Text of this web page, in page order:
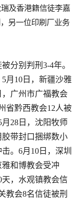
及香港籍信徒李嘉
另一位印刷厂业务
分别判刑 3-4年。
5月 10 日，新疆沙雅
，广州市广福教会
省黔西教会12人被
月 28 日，沈阳牧师
带封口捆绑数小
。 6月 10 日，深圳
雅和博教会受冲
天，水观镇教会信
教会8名信徒被刑